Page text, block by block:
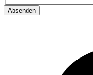
Absenden